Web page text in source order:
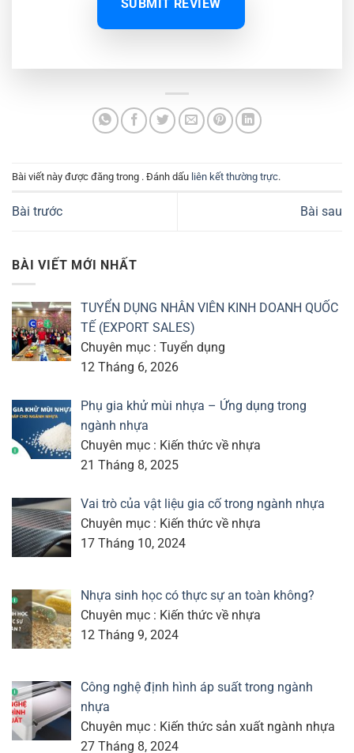
SUBMIT REVIEW
Bài viết này được đăng trong . Đánh dấu liên kết thường trực.
Bài trước Bài sau
BÀI VIẾT MỚI NHẤT
TUYỂN DỤNG NHÂN VIÊN KINH DOANH QUỐC
TẾ (EXPORT SALES)
Chuyên mục : Tuyển dụng
12 Tháng 6, 2026
Phụ gia khử mùi nhựa – Ứng dụng trong
ngành nhựa
Chuyên mục : Kiến thức về nhựa
21 Tháng 8, 2025
Vai trò của vật liệu gia cố trong ngành nhựa
Chuyên mục : Kiến thức về nhựa
17 Tháng 10, 2024
Nhựa sinh học có thực sự an toàn không?
Chuyên mục : Kiến thức về nhựa
12 Tháng 9, 2024
Công nghệ định hình áp suất trong ngành
nhựa
Chuyên mục : Kiến thức sản xuất ngành nhựa
27 Tháng 8, 2024